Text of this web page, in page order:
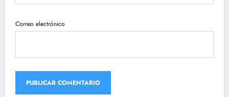
Correo electrónico